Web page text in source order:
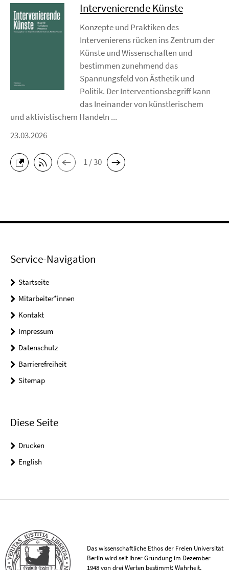
Intervenierende Künste
Konzepte und Praktiken des
Intervenierens rücken ins Zentrum der
Künste und Wissenschaften und
bestimmen zunehmend das
Spannungsfeld von Ästhetik und
Politik. Der Interventionsbegriff kann
das Ineinander von künstlerischem
und aktivistischem Handeln ...
23.03.2026
1 / 30
Service-Navigation
Startseite
Mitarbeiter*innen
Kontakt
Impressum
Datenschutz
Barrierefreiheit
Sitemap
Diese Seite
Drucken
English
Das wissenschaftliche Ethos der Freien Universität
Berlin wird seit ihrer Gründung im Dezember
1948 von drei Werten bestimmt: Wahrheit,